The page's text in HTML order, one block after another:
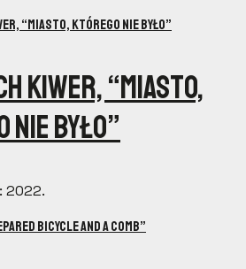
Kiwer, “Miasto,
było”
2022.